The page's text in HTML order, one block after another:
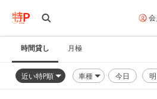
時間貸し 月極
近い特P順 車種 今日